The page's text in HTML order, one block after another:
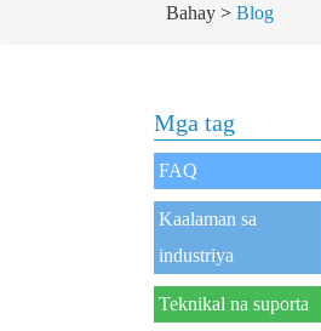
Bahay > Blog
Mga tag
FAQ
Kaalaman sa
industriya
Teknikal na suporta